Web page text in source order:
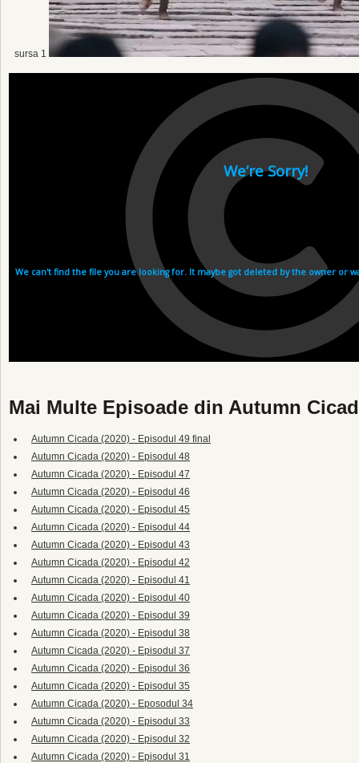
sursa 1
Mai Multe Episoade din Autumn
Autumn Cicada (2020) - Episodul 49 final
Autumn Cicada (2020) - Episodul 48
Autumn Cicada (2020) - Episodul 47
Autumn Cicada (2020) - Episodul 46
Autumn Cicada (2020) - Episodul 45
Autumn Cicada (2020) - Episodul 44
Autumn Cicada (2020) - Episodul 43
Autumn Cicada (2020) - Episodul 42
Autumn Cicada (2020) - Episodul 41
Autumn Cicada (2020) - Episodul 40
Autumn Cicada (2020) - Episodul 39
Autumn Cicada (2020) - Episodul 38
Autumn Cicada (2020) - Episodul 37
Autumn Cicada (2020) - Episodul 36
Autumn Cicada (2020) - Episodul 35
Autumn Cicada (2020) - Eposodul 34
Autumn Cicada (2020) - Episodul 33
Autumn Cicada (2020) - Episodul 32
Autumn Cicada (2020) - Episodul 31